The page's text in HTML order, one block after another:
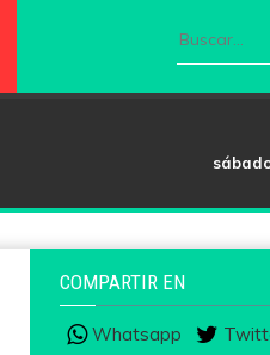
COMPARTIR EN
Whatsapp